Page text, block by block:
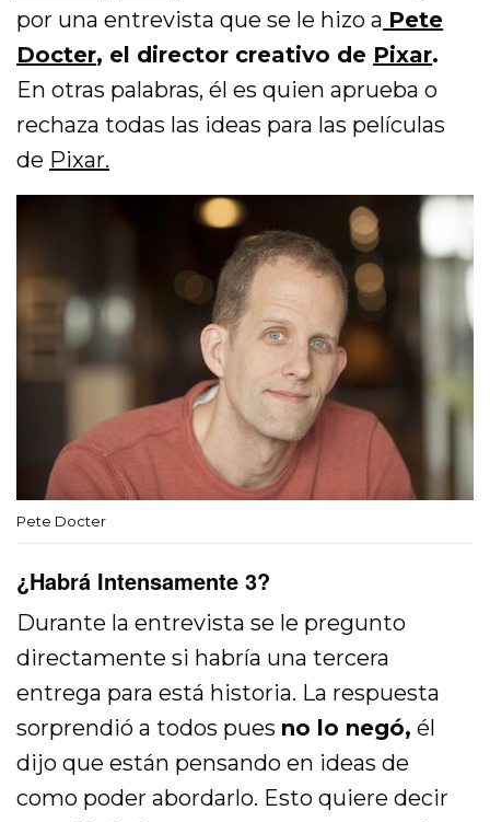
por una entrevista que se le hizo a Pete
Docter, el director creativo de Pixar.
En otras palabras, él es quien aprueba o
rechaza todas las ideas para las películas
de Pixar.
Pete Docter
¿Habrá Intensamente 3?
Durante la entrevista se le pregunto
directamente si habría una tercera
entrega para está historia. La respuesta
sorprendió a todos pues no lo negó, él
dijo que están pensando en ideas de
como poder abordarlo. Esto quiere decir